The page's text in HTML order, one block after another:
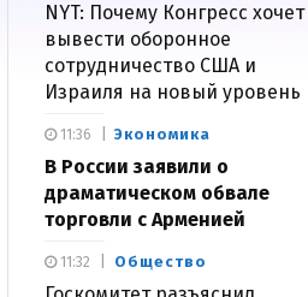
NYT: Почему Конгресс хочет
вывести оборонное
сотрудничество США и
Израиля на новый уровень
Экономика
В России заявили о
драматическом обвале
торговли с Арменией
11:36
Общество
11:32